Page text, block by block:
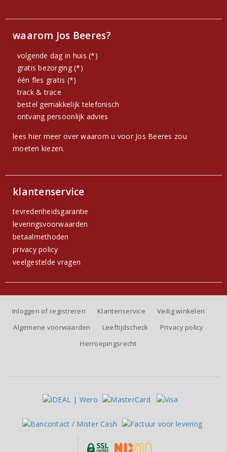
waarom Jos Beeres?
volgende dag in huis (*)
gratis bezorging (*)
één fles gratis (*)
track & trace
bestel gemakkelijk telefonisch
ontvang persoonlijk advies
lees hier meer over waarom u voor Jos Beeres zou
moeten kiezen.
klantenservice
tevredenheidsgarantie
leveringsvoorwaarden
betaalmethoden
privacy policy
veelgestelde vragen
Inloggen of registreren Klantenservice
Veilig winkelen
Algemene voorwaarden
Leeftijdscheck
Privacy policy
Herroepingsrecht